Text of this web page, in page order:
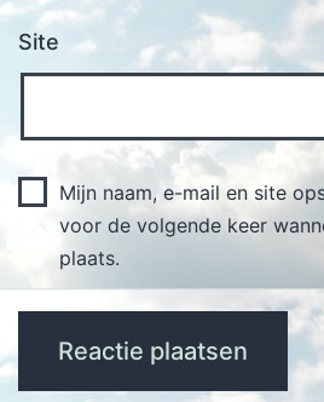
Site
Mijn naam, e-mail en site
voor de volgende keer
plaats.